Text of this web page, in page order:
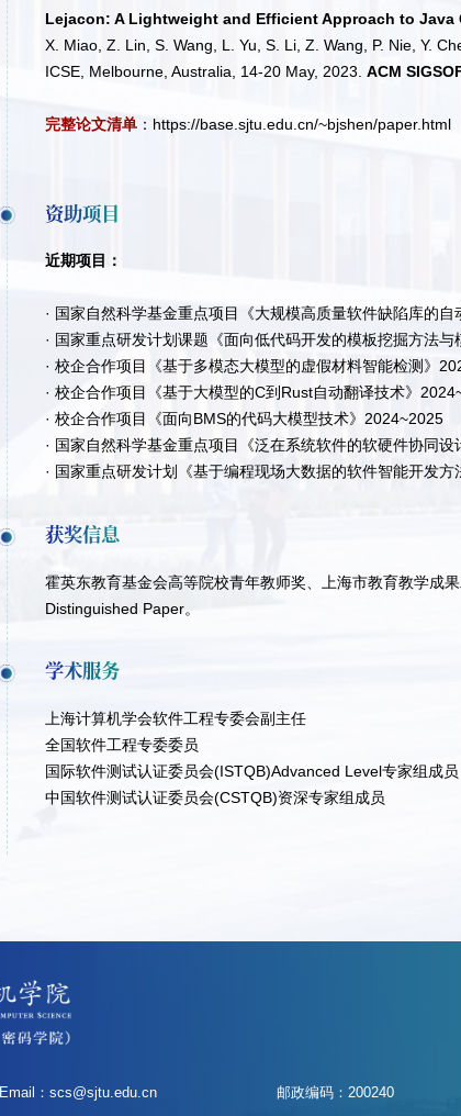
Lejacon: A Lightweight and Efficient Approach to
X. Miao, Z. Lin, S. Wang, L. Yu, S. Li, Z. Wang, P. Nie, Y.
ICSE, Melbourne, Australia, 14-20 May, 2023.ACM
完整论文清单 ：https://base.sjtu.edu.cn/~bjshen/paper.html
资助项目
近期项目：
· 国家自然科学基金重点项目《大规模高质量软件缺陷库的
· 国家重点研发计划课题《面向低代码开发的模板挖掘方法
· 校企合作项目《基于多模态大模型的虚假材料智能检测》
· 校企合作项目《基于大模型的C到Rust自动翻译技术》
· 校企合作项目《面向BMS的代码大模型技术》2024~2025
· 国家自然科学基金重点项目《泛在系统软件的软硬件协同
· 国家重点研发计划《基于编程现场大数据的软件智能开发
获奖信息
霍英东教育基金会高等院校青年教师奖、上海市教育教学成
Distinguished Paper。
学术服务
上海计算机学会软件工程专委会副主任
全国软件工程专委委员
国际软件测试认证委员会(ISTQB)Advanced Level专家组成员
中国软件测试认证委员会(CSTQB)资深专家组成员
Email：scs@sjtu.edu.cn 邮政编码：200240